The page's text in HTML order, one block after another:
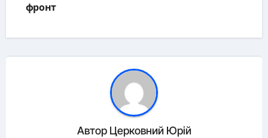
фронт
Автор Церковний Юрій